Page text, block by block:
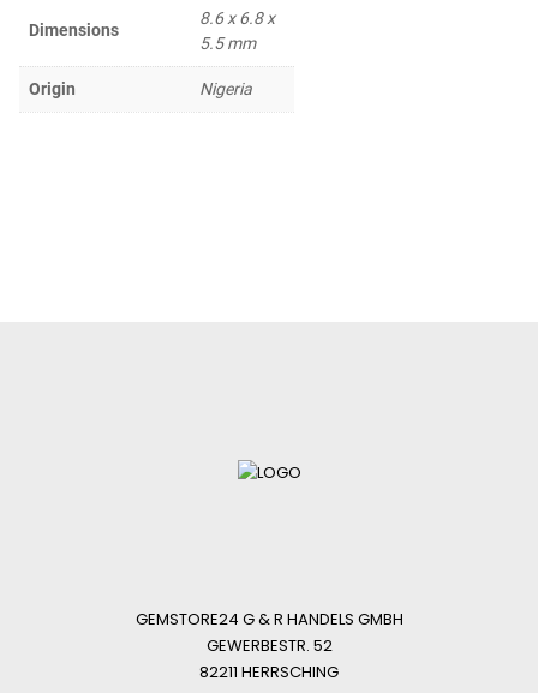
Dimensions
8.6 x 6.8 x
5.5 mm
Origin Nigeria
GEMSTORE24 G & R HANDELS GMBH
GEWERBESTR. 52
82211 HERRSCHING